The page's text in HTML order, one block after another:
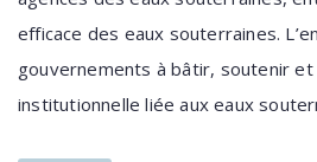
efficace des eaux souterraines.
gouvernements à bâtir, soutenir et
institutionnelle liée aux eaux